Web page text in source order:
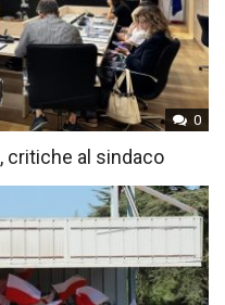
0
critiche al sindaco